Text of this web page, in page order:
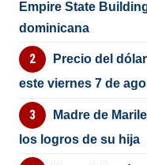
Empire State
dominicana
Precio del
este viernes 7 de
Madre de
los logros de su hija